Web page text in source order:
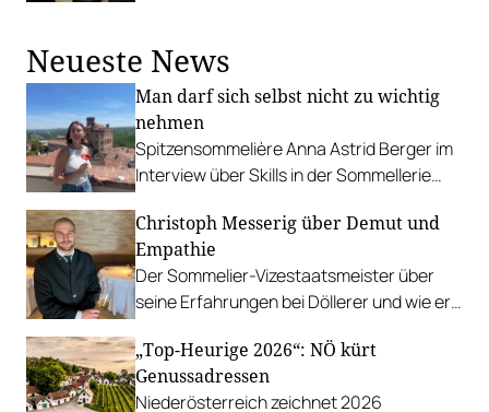
Gamlitz.
Neueste News
Man darf sich selbst nicht zu wichtig
nehmen
Spitzensommelière Anna Astrid Berger im
Interview über Skills in der Sommellerie
Staatsmeisterschaft so cool zu
performen.
Christoph Messerig über Demut und
Empathie
Der Sommelier-Vizestaatsmeister über
seine Erfahrungen bei Döllerer und wie er
„Top-Heurige 2026“: NÖ kürt
Genussadressen
Niederösterreich zeichnet 2026